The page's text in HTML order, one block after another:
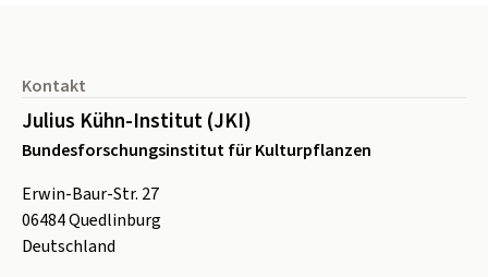
Kontakt
Julius Kühn-Institut (JKI)
Bundesforschungsinstitut für Kulturpflanzen
Erwin-Baur-Str. 27
06484Quedlinburg
Deutschland